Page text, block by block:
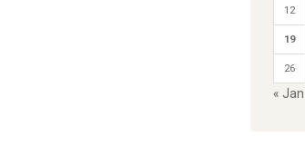
12
19
26
« Jan